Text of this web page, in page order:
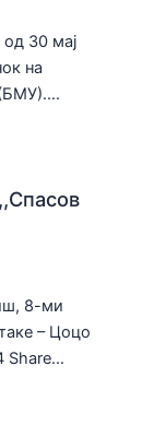
30 мај
на
(БМУ).…
8-ми
– Цоцо
Share…